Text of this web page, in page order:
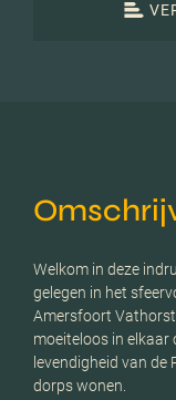
Welkom in deze
gelegen in het
Amersfoort
moeiteloos in elkaar
levendigheid van de
dorps wonen.